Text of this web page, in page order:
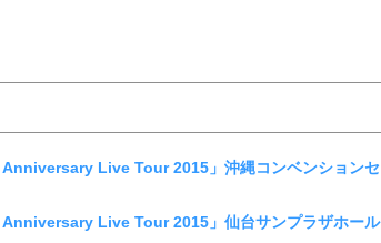
Live Tour 2015」沖縄コンベンションセ
Live Tour 2015」仙台サンプラザホール